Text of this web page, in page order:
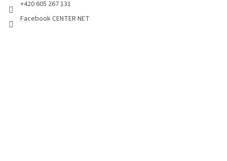
+420 605 267 131
Facebook CENTER NET